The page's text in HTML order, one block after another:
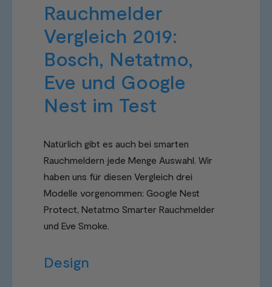
Rauchmelder
Vergleich 2019:
Bosch, Netatmo,
Eve und Google
Nest im Test
Natürlich gibt es auch bei smarten
Rauchmeldern jede Menge Auswahl. Wir
haben uns für diesen Vergleich drei
Modelle vorgenommen: Google Nest
Protect, Netatmo Smarter Rauchmelder
und Eve Smoke.
Design